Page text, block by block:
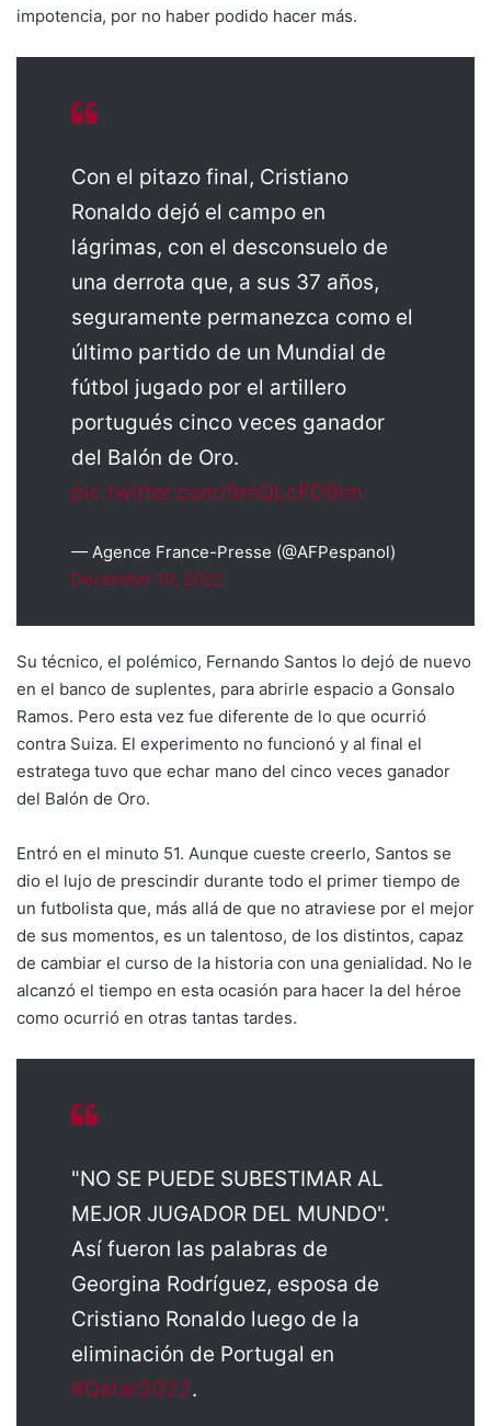
impotencia, por no haber podido hacer más.
Con el pitazo final, Cristiano
Ronaldo dejó el campo en
lágrimas, con el desconsuelo de
una derrota que, a sus 37 años,
seguramente permanezca como el
último partido de un Mundial de
fútbol jugado por el artillero
portugués cinco veces ganador
del Balón de Oro.
pic.twitter.com/9mQLcFD9nn
— Agence France-Presse (@AFPespanol)
December 10, 2022
Su técnico, el polémico, Fernando Santos lo dejó de nuevo
en el banco de suplentes, para abrirle espacio a Gonsalo
Ramos. Pero esta vez fue diferente de lo que ocurrió
contra Suiza. El experimento no funcionó y al final el
estratega tuvo que echar mano del cinco veces ganador
del Balón de Oro.
Entró en el minuto 51. Aunque cueste creerlo, Santos se
dio el lujo de prescindir durante todo el primer tiempo de
un futbolista que, más allá de que no atraviese por el mejor
de sus momentos, es un talentoso, de los distintos, capaz
de cambiar el curso de la historia con una genialidad. No le
alcanzó el tiempo en esta ocasión para hacer la del héroe
como ocurrió en otras tantas tardes.
"NO SE PUEDE SUBESTIMAR AL
MEJOR JUGADOR DEL MUNDO".
Así fueron las palabras de
Georgina Rodríguez, esposa de
Cristiano Ronaldo luego de la
eliminación de Portugal en
#Qatar2022.